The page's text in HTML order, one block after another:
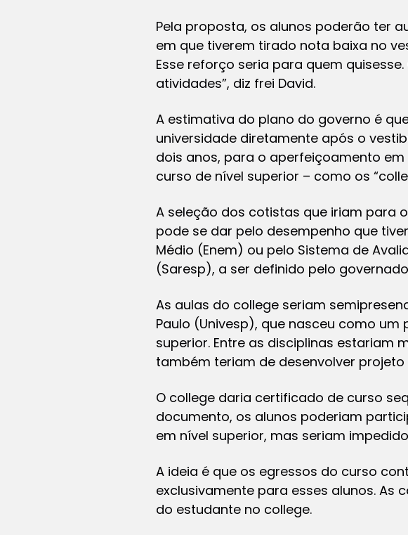
Pela proposta, os alunos poderão ter
em que tiverem tirado nota baixa no
Esse reforço seria para quem
atividades”, diz frei David.
A estimativa do plano do governo é
universidade diretamente após o
dois anos, para o aperfeiçoamento
curso de nível superior – como os
A seleção dos cotistas que iriam para
pode se dar pelo desempenho que
Médio (Enem) ou pelo Sistema de
(Saresp), a ser definido pelo
As aulas do college seriam
Paulo (Univesp), que nasceu como
superior. Entre as disciplinas estariam
também teriam de desenvolver
O college daria certificado de curso
documento, os alunos poderiam
em nível superior, mas seriam
A ideia é que os egressos do curso
exclusivamente para esses alunos.
do estudante no college.